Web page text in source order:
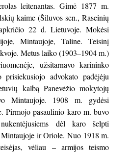
leitenantas. Gimė 1877 m.
kaime (Šiluvos sen., Raseinių
22 d. Lietuvoje. Mokėsi
Mintaujoje, Taline. Teisinį
Metus laiko (1903–1904 m.)
užsitarnavo karininko
advokato padėjėju
kalbą Panevėžio mokytojų
Mintaujoje. 1908 m. gydėsi
Pirmojo pasaulinio karo m. buvo
dėl karo šelpti
ir Oriole. Nuo 1918 m.
vėliau – armijos teismo